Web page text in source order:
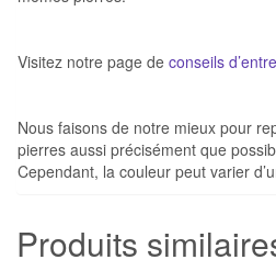
Visitez notre page de conseils
Nous faisons de notre mieux pour
pierres aussi précisément que
Cependant, la couleur peut varier
Produits